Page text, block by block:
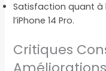
Satisfaction quant
l’iPhone 14 Pro.
Critiques